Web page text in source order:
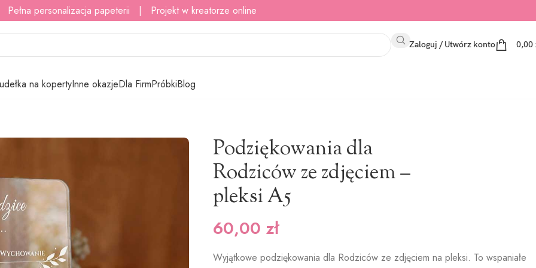
personalizacja papeterii | Projekt w kreatorze online
Zaloguj / Utwórz konto 0,00
na kopertyInne okazjeDla FirmPróbkiBlog
Podziękowania dla
Rodziców ze zdjęciem –
pleksi A5
60,00 zł
Wyjątkowe podziękowania dla Rodziców ze zdjęciem na pleksi. To wspaniałe